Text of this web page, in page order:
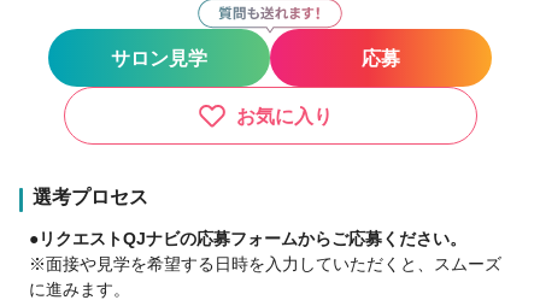
※スタイリスト1年目給与実績
基本給＋能率給＋諸手当＝月30.9万円
※30代スタイリスト
基本給＋能率給＋諸手当＝月55.2万円
※40代店長
基本給＋能率給＋諸手当＝月85.4万円
充実の福利厚生完備！
本部がスタッフを万全サポート！
『ホットライン』で、店舗内では言いづらい問題ごとも
サロン見学 応募
お気に入り
選考プロセス
●リクエストQJナビの応募フォームからご応募ください。
※面接や見学を希望する日時を入力していただくと、スムーズ
に進みます。